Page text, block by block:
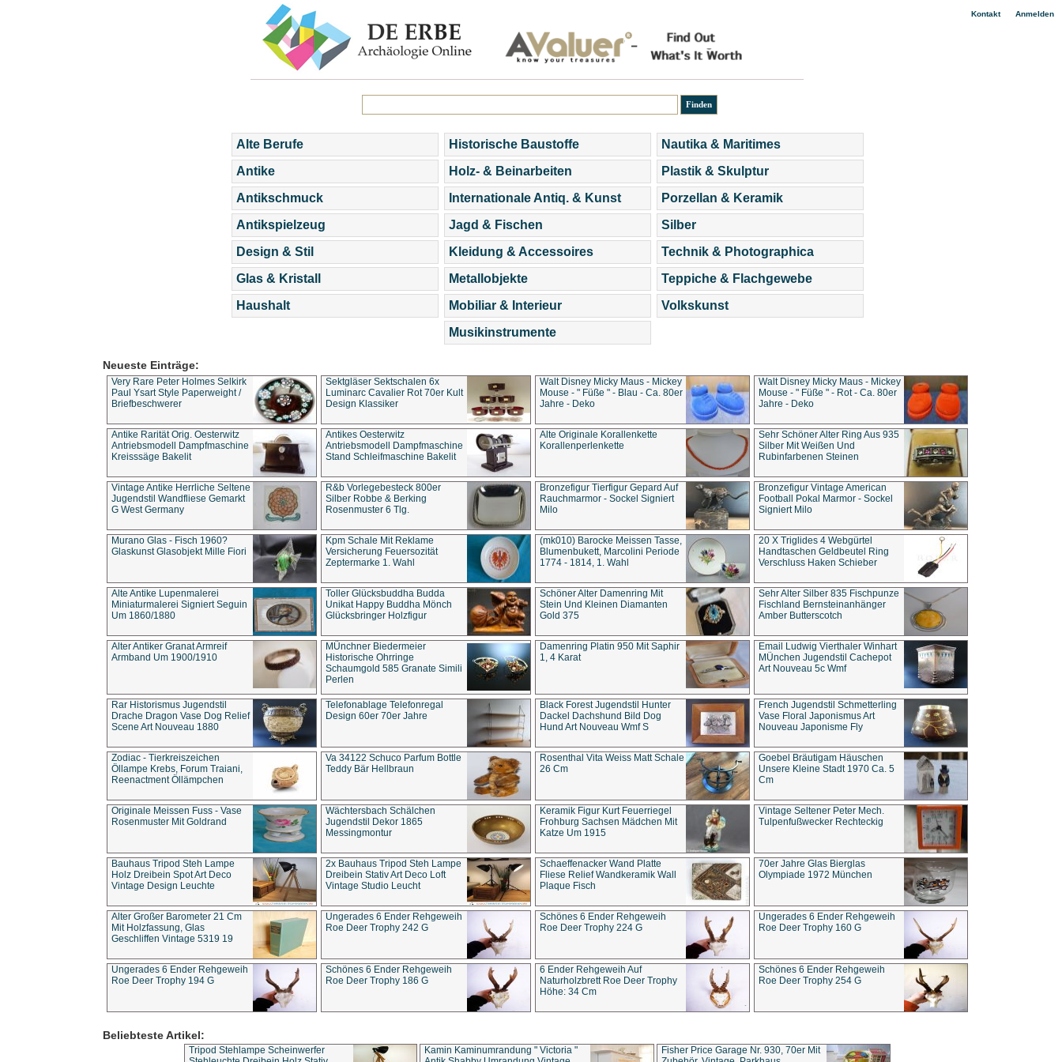
Kontakt| Anmelden
Alte Berufe
Antike
Antikschmuck
Antikspielzeug
Design & Stil
Glas & Kristall
Haushalt
Historische Baustoffe
Holz- & Beinarbeiten
Internationale Antiq. & Kunst
Jagd & Fischen
Kleidung & Accessoires
Metallobjekte
Mobiliar & Interieur
Musikinstrumente
Nautika & Maritimes
Plastik & Skulptur
Porzellan & Keramik
Silber
Technik & Photographica
Teppiche & Flachgewebe
Volkskunst
Neueste Einträge:
Very Rare Peter Holmes Selkirk
Paul Ysart Style Paperweight /
Briefbeschwerer
Sektgläser Sektschalen 6x
Luminarc Cavalier Rot 70er Kult
Design Klassiker
Walt Disney Micky Maus - Mickey
Mouse - " Füße " - Blau - Ca. 80er
Jahre - Deko
Walt Disney Micky Maus - Mickey
Mouse - " Füße " - Rot - Ca. 80er
Jahre - Deko
Antike Rarität Orig. Oesterwitz
Antriebsmodell Dampfmaschine
Kreisssäge Bakelit
Antikes Oesterwitz
Antriebsmodell Dampfmaschine
Stand Schleifmaschine Bakelit
Alte Originale Korallenkette
Korallenperlenkette
Sehr Schöner Alter Ring Aus 935
Silber Mit Weißen Und
Rubinfarbenen Steinen
Vintage Antike Herrliche Seltene
Jugendstil Wandfliese Gemarkt
G West Germany
R&b Vorlegebesteck 800er
Silber Robbe & Berking
Rosenmuster 6 Tlg.
Bronzefigur Tierfigur Gepard Auf
Rauchmarmor - Sockel Signiert
Milo
Bronzefigur Vintage American
Football Pokal Marmor - Sockel
Signiert Milo
Murano Glas - Fisch 1960?
Glaskunst Glasobjekt Mille Fiori
Kpm Schale Mit Reklame
Versicherung Feuersozität
Zeptermarke 1. Wahl
(mk010) Barocke Meissen Tasse,
Blumenbukett, Marcolini Periode
1774 - 1814, 1. Wahl
20 X Triglides 4 Webgürtel
Handtaschen Geldbeutel Ring
Verschluss Haken Schieber
Alte Antike Lupenmalerei
Miniaturmalerei Signiert Seguin
Um 1860/1880
Toller Glücksbuddha Budda
Unikat Happy Buddha Mönch
Glücksbringer Holzfigur
Schöner Alter Damenring Mit
Stein Und Kleinen Diamanten
Gold 375
Sehr Alter Silber 835 Fischpunze
Fischland Bernsteinanhänger
Amber Butterscotch
Alter Antiker Granat Armreif
Armband Um 1900/1910
MÜnchner Biedermeier
Historische Ohrringe
Schaumgold 585 Granate Simili
Perlen
Damenring Platin 950 Mit Saphir
1, 4 Karat
Email Ludwig Vierthaler Winhart
MÜnchen Jugendstil Cachepot
Art Nouveau 5c Wmf
Rar Historismus Jugendstil
Drache Dragon Vase Dog Relief
Scene Art Nouveau 1880
Telefonablage Telefonregal
Design 60er 70er Jahre
Black Forest Jugendstil Hunter
Dackel Dachshund Bild Dog
Hund Art Nouveau Wmf S
French Jugendstil Schmetterling
Vase Floral Japonismus Art
Nouveau Japonisme Fly
Zodiac - Tierkreiszeichen
Öllampe Krebs, Forum Traiani,
Reenactment Öllämpchen
Va 34122 Schuco Parfum Bottle
Teddy Bär Hellbraun
Rosenthal Vita Weiss Matt Schale
26 Cm
Goebel Bräutigam Häuschen
Unsere Kleine Stadt 1970 Ca. 5
Cm
Originale Meissen Fuss - Vase
Rosenmuster Mit Goldrand
Wächtersbach Schälchen
Jugendstil Dekor 1865
Messingmontur
Keramik Figur Kurt Feuerriegel
Frohburg Sachsen Mädchen Mit
Katze Um 1915
Vintage Seltener Peter Mech.
Tulpenfußwecker Rechteckig
Bauhaus Tripod Steh Lampe
Holz Dreibein Spot Art Deco
Vintage Design Leuchte
2x Bauhaus Tripod Steh Lampe
Dreibein Stativ Art Deco Loft
Vintage Studio Leucht
Schaeffenacker Wand Platte
Fliese Relief Wandkeramik Wall
Plaque Fisch
70er Jahre Glas Bierglas
Olympiade 1972 München
Alter Großer Barometer 21 Cm
Mit Holzfassung, Glas
Geschliffen Vintage 5319 19
Ungerades 6 Ender Rehgeweih
Roe Deer Trophy 242 G
Schönes 6 Ender Rehgeweih
Roe Deer Trophy 224 G
Ungerades 6 Ender Rehgeweih
Roe Deer Trophy 160 G
Ungerades 6 Ender Rehgeweih
Roe Deer Trophy 194 G
Schönes 6 Ender Rehgeweih
Roe Deer Trophy 186 G
6 Ender Rehgeweih Auf
Naturholzbrett Roe Deer Trophy
Höhe: 34 Cm
Schönes 6 Ender Rehgeweih
Roe Deer Trophy 254 G
Beliebteste Artikel:
Tripod Stehlampe Scheinwerfer
Kamin Kaminumrandung " Victoria "
Fisher Price Garage Nr. 930, 70er Mit